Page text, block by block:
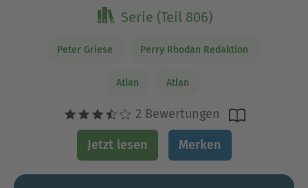
Serie (Teil 806)
Peter Griese Perry Rhodan Redaktion
Atlan Atlan
2 Bewertungen
Jetzt lesen Merken